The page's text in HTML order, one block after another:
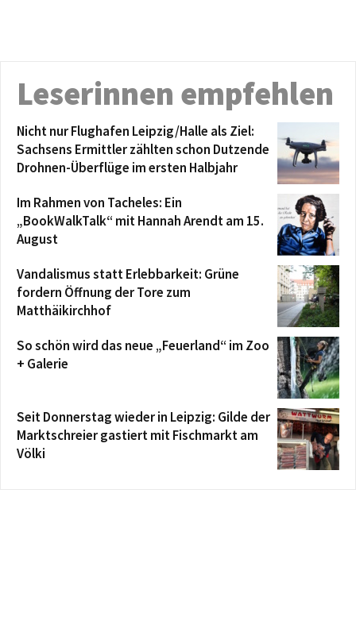
Leserinnen empfehlen
Nicht nur Flughafen Leipzig/Halle als Ziel:
Sachsens Ermittler zählten schon Dutzende
Drohnen-Überflüge im ersten Halbjahr
Im Rahmen von Tacheles: Ein
„BookWalkTalk“ mit Hannah Arendt am 15.
August
Vandalismus statt Erlebbarkeit: Grüne
fordern Öffnung der Tore zum
Matthäikirchhof
So schön wird das neue „Feuerland“ im Zoo
+ Galerie
Seit Donnerstag wieder in Leipzig: Gilde der
Marktschreier gastiert mit Fischmarkt am
Völki